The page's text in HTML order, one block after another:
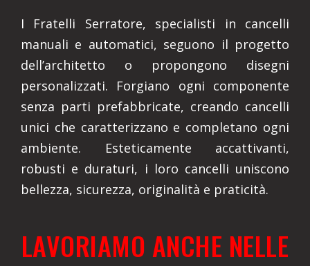
I Fratelli Serratore, specialisti in cancelli
manuali e automatici, seguono il progetto
dell’architetto o propongono disegni
personalizzati. Forgiano ogni componente
senza parti prefabbricate, creando cancelli
unici che caratterizzano e completano ogni
ambiente. Esteticamente accattivanti,
robusti e duraturi, i loro cancelli uniscono
bellezza, sicurezza, originalità e praticità.
LAVORIAMO ANCHE NELLE